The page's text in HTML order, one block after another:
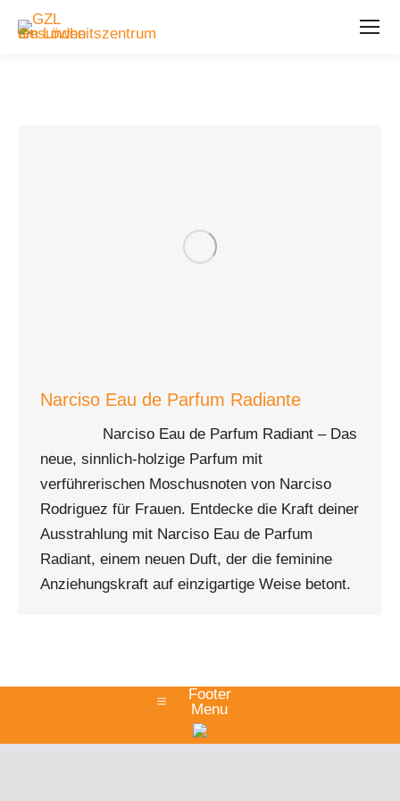
Narciso Eau de Parfum Radiante
Narciso Eau de Parfum Radiant – Das
neue, sinnlich-holzige Parfum mit
verführerischen Moschusnoten von Narciso
Rodriguez für Frauen. Entdecke die Kraft deiner
Ausstrahlung mit Narciso Eau de Parfum
Radiant, einem neuen Duft, der die feminine
Anziehungskraft auf einzigartige Weise betont.
Footer
Menu